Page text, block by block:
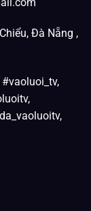
Đà Nẵng ,